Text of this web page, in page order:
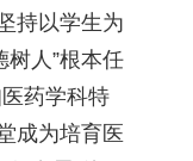
持以学生为
树人”根本任
药学科特
成为培育医